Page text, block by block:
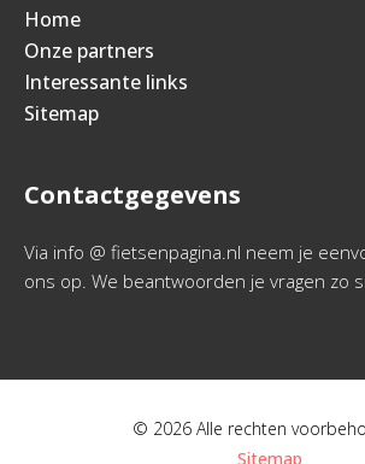
Home
Onze partners
Interessante links
Sitemap
Contactgegevens
Via info @ fietsenpagina.nl neem je
ons op. We beantwoorden je vragen zo
© 2026 Alle rechten
Sitemap